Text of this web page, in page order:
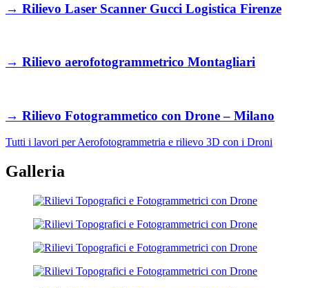
→ Rilievo Laser Scanner Gucci Logistica Firenze
→ Rilievo aerofotogrammetrico Montagliari
→ Rilievo Fotogrammetico con Drone – Milano
Tutti i lavori per Aerofotogrammetria e rilievo 3D con i Droni
Galleria